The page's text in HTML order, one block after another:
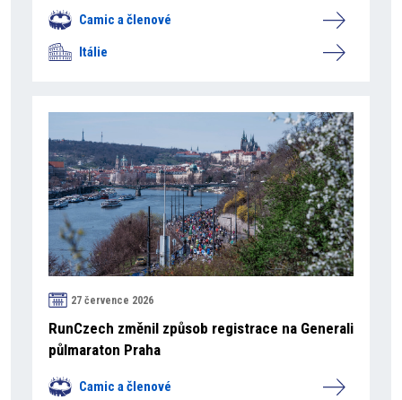
Camic a členové
Itálie
27 července 2026
RunCzech změnil způsob registrace na Generali
půlmaraton Praha
Camic a členové